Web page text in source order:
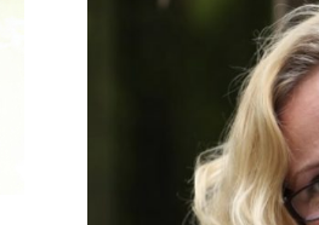
2022 ГОД
МАТЕРИ В
19.12.2021